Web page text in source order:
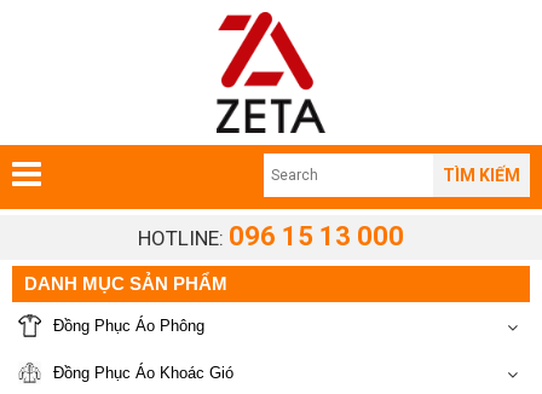
TÌM KIẾM
HOTLINE: 096 15 13 000
DANH MỤC SẢN PHẨM
Đồng Phục Áo Phông
Đồng Phục Áo Khoác Gió